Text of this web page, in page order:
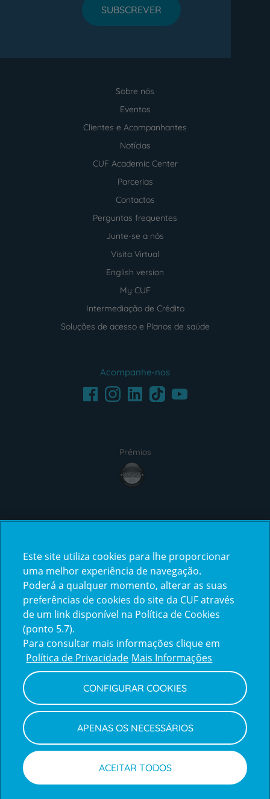
SUBSCREVER
Sobre nós
Eventos
Clientes e Acompanhantes
Notícias
CUF Academic Center
Parcerias
Contactos
Perguntas frequentes
Junte-se a nós
Visita Virtual
English version
My CUF
Intermediação de Crédito
Soluções de acesso e Planos de saúde
Acompanhe-nos
FacebookInstagramLinkedInTikTokYoutube
Prémios
award4
certification2certification3
Reclamações
e
elogios
Policy
Política de Privacidade e Cookies
Termos e Condições
Declaração de Acessibilidade
Canal de Denúncias
Informações legais
Este site utiliza cookies para lhe proporcionar
uma melhor experiência de navegação.
Poderá a qualquer momento, alterar as suas
preferências de cookies do site da CUF através
de um link disponível na Política de Cookies
(ponto 5.7).
Para consultar mais informações clique em
Política de Privacidade Mais Informações
CONFIGURAR COOKIES
APENAS OS NECESSÁRIOS
ACEITAR TODOS